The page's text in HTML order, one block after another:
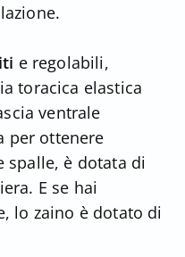
e regolabili,
toracica elastica
ventrale
per ottenere
spalle, è dotata di
E se hai
lo zaino è dotato di